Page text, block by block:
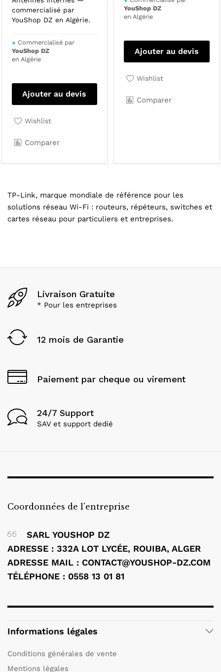
commercialisé par
YouShop DZ en Algérie.
● Commercialisé par
YouShop DZ
en Algérie
Ajouter au devis
Wishlist
Comparer
YouShop DZ
en Algérie
Ajouter au devis
Wishlist
Comparer
TP-Link, marque mondiale de référence pour les
solutions réseau Wi-Fi : routeurs, répéteurs, switches et
cartes réseau pour particuliers et entreprises.
Livraison Gratuite
* Pour les entreprises
12 mois de Garantie
Paiement par cheque ou virement
24/7 Support
SAV et support dedié
Coordonnées de l'entreprise
SARL YOUSHOP DZ
ADRESSE : 332A LOT LYCÉE, ROUIBA, ALGER
ADRESSE MAIL : CONTACT@YOUSHOP-DZ.COM
TÉLÉPHONE : 0558 13 01 81
Informations légales
Conditions générales de vente
Mentions légales